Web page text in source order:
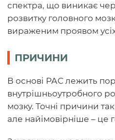
спектра, що виникає
розвитку головного
вираженим проявом
ПРИЧИНИ
В основі РАС лежить
внутрішньоутробного
мозку. Точні причини
але найімовірніше – це